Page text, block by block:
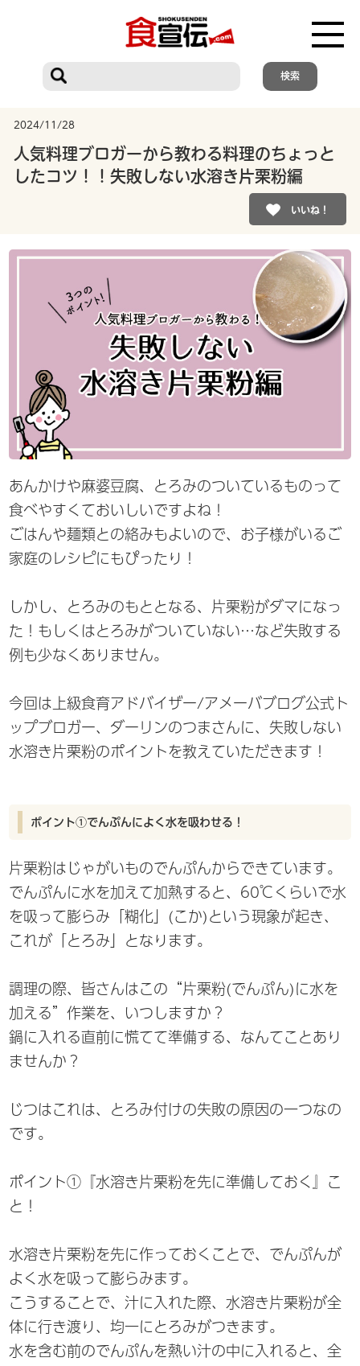
2024/11/28
人気料理ブロガーから教わる料理のちょっと
したコツ！！失敗しない水溶き片栗粉編
いいね！
あんかけや麻婆豆腐、とろみのついているものって
食べやすくておいしいですよね！
ごはんや麺類との絡みもよいので、お子様がいるご
家庭のレシピにもぴったり！
しかし、とろみのもととなる、片栗粉がダマになっ
た！もしくはとろみがついていない…など失敗する
例も少なくありません。
今回は上級食育アドバイザー/アメーバブログ公式ト
ップブロガー、ダーリンのつまさんに、失敗しない
水溶き片栗粉のポイントを教えていただきます！
ポイント①でんぷんによく水を吸わせる！
片栗粉はじゃがいものでんぷんからできています。
でんぷんに水を加えて加熱すると、60℃くらいで水
を吸って膨らみ「糊化」(こか)という現象が起き、
これが「とろみ」となります。
調理の際、皆さんはこの“片栗粉(でんぷん)に水を
加える”作業を、いつしますか？
鍋に入れる直前に慌てて準備する、なんてことあり
ませんか？
じつはこれは、とろみ付けの失敗の原因の一つなの
です。
ポイント①『水溶き片栗粉を先に準備しておく』こ
と！
水溶き片栗粉を先に作っておくことで、でんぷんが
よく水を吸って膨らみます。
こうすることで、汁に入れた際、水溶き片栗粉が全
体に行き渡り、均一にとろみがつきます。
水を含む前のでんぷんを熱い汁の中に入れると、全